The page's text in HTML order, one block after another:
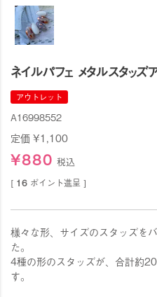
ネイルパフェ メタルスタッズ
アウトレット
A16998552
定価¥1,100
¥880 税込
[ 16 ポイント進呈 ]
様々な形、サイズのスタッズを
た。
4種の形のスタッズが、合計約
す。